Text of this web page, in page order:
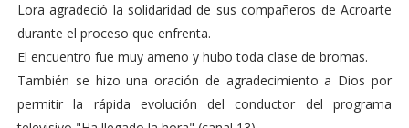
Lora agradeció la solidaridad de sus compañeros de Acroarte
durante el proceso que enfrenta.
El encuentro fue muy ameno y hubo toda clase de bromas.
También se hizo una oración de agradecimiento a Dios por
permitir la rápida evolución del conductor del programa